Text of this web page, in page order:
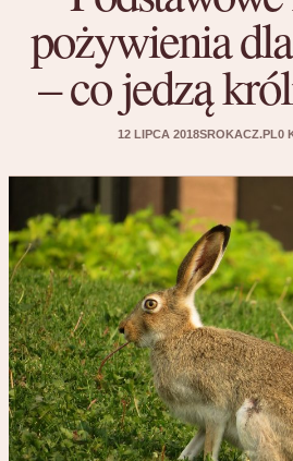
pożywienia
– co jedzą
12 LIPCA 2018SROKACZ.PL0